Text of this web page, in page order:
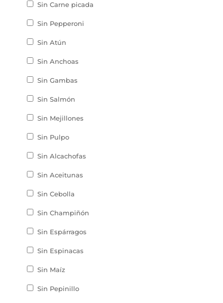
Sin Carne picada
Sin Pepperoni
Sin Atún
Sin Anchoas
Sin Gambas
Sin Salmón
Sin Mejillones
Sin Pulpo
Sin Alcachofas
Sin Aceitunas
Sin Cebolla
Sin Champiñón
Sin Espárragos
Sin Espinacas
Sin Maíz
Sin Pepinillo